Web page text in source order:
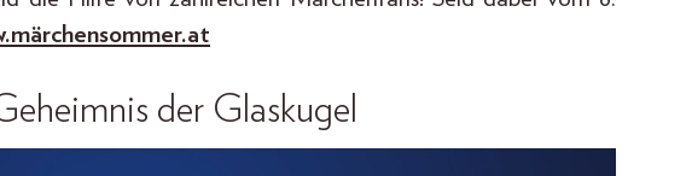
der Glaskugel